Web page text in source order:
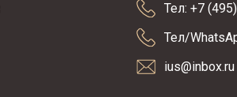
Тел: +7
Тел/
ius@inbox.ru